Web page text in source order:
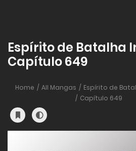
Espírito de Batalha
Capítulo 649
Home All Mangas
Espírito de
Capítulo 649